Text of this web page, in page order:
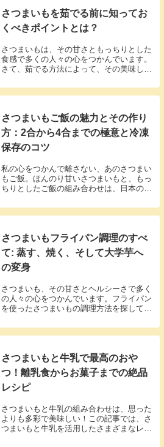
さつまいもを茹でる前に知ってお
くべきポイントとは？
さつまいもは、その甘さともっちりとした
食感で多くの人々の心をつかんでいます。
さて、茹でる方法によって、その美味しさ
か？この記事では、さつまいもを茹でる際
のポイントやコツを深堀りし、あなたにそ
さつまいもご飯の魅力とその作り
方：2合から4合までの極意と冷凍
保存のコツ
私の心をつかんで離さない、あのさつまい
もご飯。ほんのり甘いさつまいもと、もっ
ちりとしたご飯の組み合わせは、日本の秋
つまいもご飯の作り方と冷凍保存のコツを
解説します。私の経験や感想も交えて、さ
さつまいもフライパン調理のすべ
て: 蒸す、焼く、そして大学芋へ
の変身
さつまいも、その甘さとヘルシーさで多く
の人々の心をつかんでいます。フライパン
を使ったさつまいもの調理方法を探してい
最高に美味しくするフライパン調理法をご
紹介します。さつまいもをフライパンで蒸
さつまいもと牛乳で最高のおや
つ！離乳食からお菓子までの絶品
レシピ
さつまいもと牛乳の組み合わせは、思った
よりも多彩で美味しい！この記事では、さ
つまいもと牛乳を活用したさまざまなレシ